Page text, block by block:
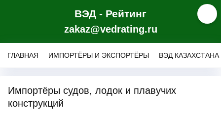
ВЭД - Рейтинг
zakaz@vedrating.ru
ГЛАВНАЯ ИМПОРТЁРЫ И ЭКСПОРТЁРЫ ВЭД КАЗАХСТАНА
Импортёры судов, лодок и плавучих
конструкций